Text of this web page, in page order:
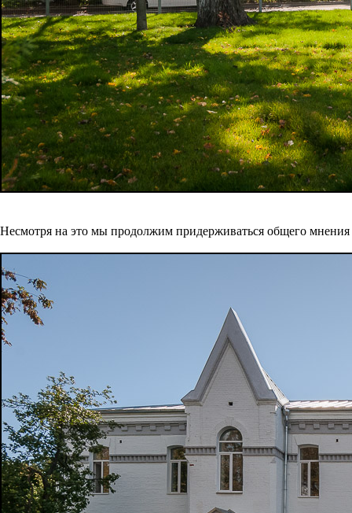
Несмотря на это мы продолжим придерживаться общего